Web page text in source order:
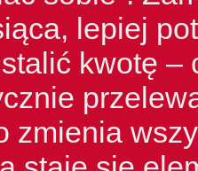
lepiej
kwotę
zmienia